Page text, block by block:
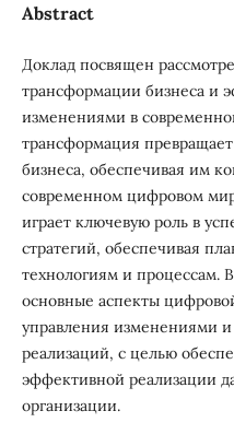
Abstract
Доклад посвящен
трансформации бизнеса и
изменениями в
трансформация
бизнеса, обеспечивая им
современном цифровом
играет ключевую роль в
стратегий, обеспечивая
технологиям и процессам.
основные аспекты
управления изменениями
реализаций, с целью
эффективной реализации
организации.